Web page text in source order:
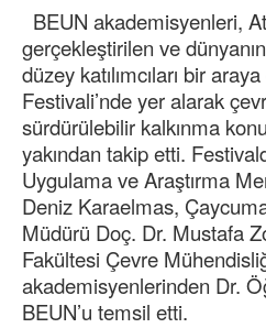
BEUN akademisyenleri,
gerçekleştirilen ve
düzey katılımcıları bir
Festivali’nde yer alarak
sürdürülebilir kalkınma
yakından takip etti.
Uygulama ve Araştırma
Deniz Karaelmas,
Müdürü Doç. Dr. Mustafa
Fakültesi Çevre
akademisyenlerinden Dr.
BEUN’u temsil etti.